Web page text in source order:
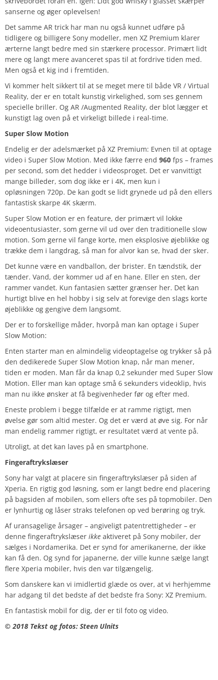
sanserne og øger oplevelsen!
Det samme AR trick har man nu også kunnet udføre på
tidligere og billigere Sony modeller, men XZ Premium klarer
ærterne langt bedre med sin stærkere processor. Primært lidt
mere og langt mere avanceret spas til at fordrive tiden med.
Men også et kig ind i fremtiden.
Vi kommer helt sikkert til at se meget mere til både VR / Virtual
Reality, der er en totalt kunstig virkelighed, som ses gennem
specielle briller. Og AR /Augmented Reality, der blot lægger et
kunstigt lag oven på et virkeligt billede i real-time.
Super Slow Motion
Endelig er der adelsmærket på XZ Premium: Evnen til at optage
video i Super Slow Motion. Med ikke færre end 960 fps – frames
per second, som det hedder i videosproget. Det er vanvittigt
mange billeder, som dog ikke er i 4K, men kun i
opløsningen 720p. De kan godt se lidt grynede ud på den ellers
fantastisk skarpe 4K skærm.
Super Slow Motion er en feature, der primært vil lokke
videoentusiaster, som gerne vil ud over den traditionelle slow
motion. Som gerne vil fange korte, men eksplosive øjeblikke og
trække dem i langdrag, så man for alvor kan se, hvad der sker.
Det kunne være en vandballon, der brister. En tændstik, der
tænder. Vand, der kommer ud af en hane. Eller en sten, der
rammer vandet. Kun fantasien sætter grænser her. Det kan
hurtigt blive en hel hobby i sig selv at forevige den slags korte
øjeblikke og gengive dem langsomt.
Der er to forskellige måder, hvorpå man kan optage i Super
Slow Motion:
Enten starter man en almindelig videoptagelse og trykker så på
den dedikerede Super Slow Motion knap, når man mener,
tiden er moden. Man får da knap 0,2 sekunder med Super Slow
Motion. Eller man kan optage små 6 sekunders videoklip, hvis
man nu ikke ønsker at få begivenheder før og efter med.
Eneste problem i begge tilfælde er at ramme rigtigt, men
øvelse gør som altid mester. Og det er værd at øve sig. For når
man endelig rammer rigtigt, er resultatet værd at vente på.
Utroligt, at det kan laves på en smartphone.
Fingeraftrykslæser
Sony har valgt at placere sin fingeraftrykslæser på siden af
Xperia. En rigtig god løsning, som er langt bedre end placering
på bagsiden af mobilen, som ellers ofte ses på topmobiler. Den
er lynhurtig og låser straks telefonen op ved berøring og tryk.
Af uransagelige årsager – angiveligt patentrettigheder – er
denne fingeraftrykslæser ikke aktiveret på Sony mobiler, der
sælges i Nordamerika. Det er synd for amerikanerne, der ikke
kan få den. Og synd for japanerne, der ville kunne sælge langt
flere Xperia mobiler, hvis den var tilgængelig.
Som danskere kan vi imidlertid glæde os over, at vi herhjemme
har adgang til det bedste af det bedste fra Sony: XZ Premium.
En fantastisk mobil for dig, der er til foto og video.
© 2018 Tekst og fotos: Steen Ulnits